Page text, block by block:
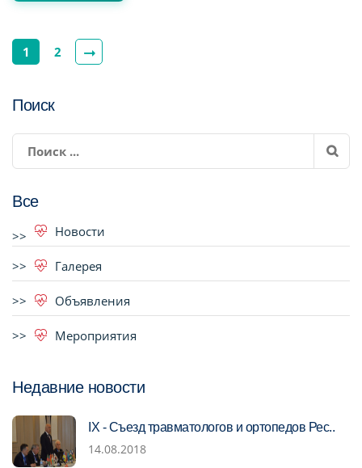
Поиск
Все
Новости
Галерея
Объявления
Мероприятия
Недавние новости
IX - Съезд травматологов и ортопедов Рес..
14.08.2018
1 2